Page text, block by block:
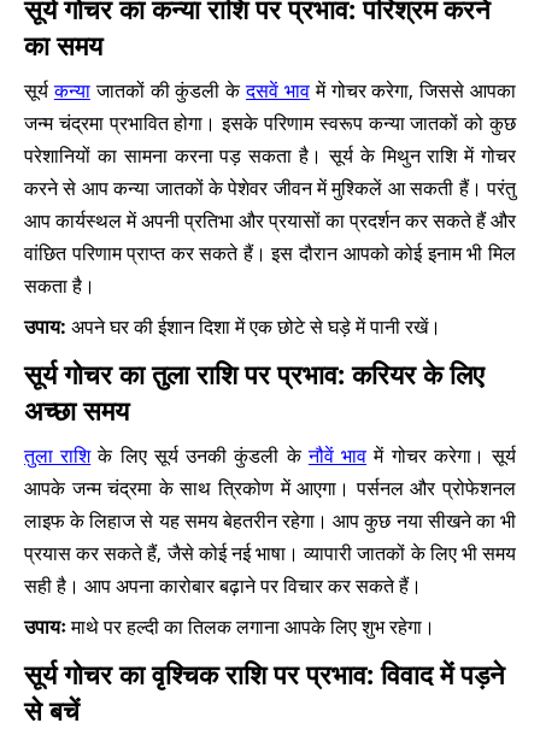
सूर्य गोचर का कन्या राशि पर प्रभाव: परिश्रम करने
का समय
सूर्यकन्याजातकों की कुंडली केदसवें भावमें गोचर करेगा, जिससे आपका
जन्म चंद्रमा प्रभावित होगा। इसके परिणाम स्वरूप कन्या जातकों को कुछ
परेशानियों का सामना करना पड़ सकता है। सूर्य के मिथुन राशि में गोचर
करने से आप कन्या जातकों के पेशेवर जीवन में मुश्किलें आ सकती हैं। परंतु
आप कार्यस्थल में अपनी प्रतिभा और प्रयासों का प्रदर्शन कर सकते हैं और
वांछित परिणाम प्राप्त कर सकते हैं। इस दौरान आपको कोई इनाम भी मिल
सकता है।
उपाय: अपने घर की ईशान दिशा में एक छोटे से घड़े में पानी रखें।
सूर्य गोचर का तुला राशि पर प्रभाव: करियर के लिए
अच्छा समय
तुला राशिके लिए सूर्य उनकी कुंडली केनौवें भाव में गोचर करेगा। सूर्य
आपके जन्म चंद्रमा के साथ त्रिकोण में आएगा। पर्सनल और प्रोफेशनल
लाइफ के लिहाज से यह समय बेहतरीन रहेगा। आप कुछ नया सीखने का भी
प्रयास कर सकते हैं, जैसे कोई नई भाषा। व्यापारी जातकों के लिए भी समय
सही है। आप अपना कारोबार बढ़ाने पर विचार कर सकते हैं।
उपायःमाथे पर हल्दी का तिलक लगाना आपके लिए शुभ रहेगा।
सूर्य गोचर का वृश्चिक राशि पर प्रभाव: विवाद में पड़ने
से बचें